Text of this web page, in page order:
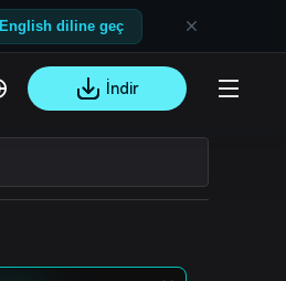
English diline geç
İndir